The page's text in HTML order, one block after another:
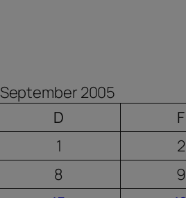
September 2005
D F
1
2
8 9